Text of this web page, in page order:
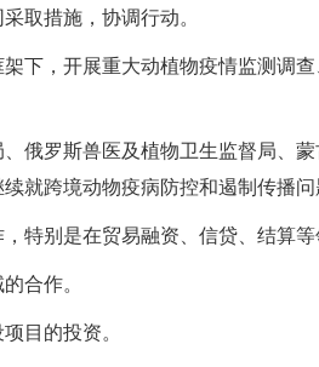
取措施，协调行动。
下，开展重大动植物疫情监测调
俄罗斯兽医及植物卫生监督局、
就跨境动物疫病防控和遏制传播问
特别是在贸易融资、信贷、结算
合作。
目的投资。